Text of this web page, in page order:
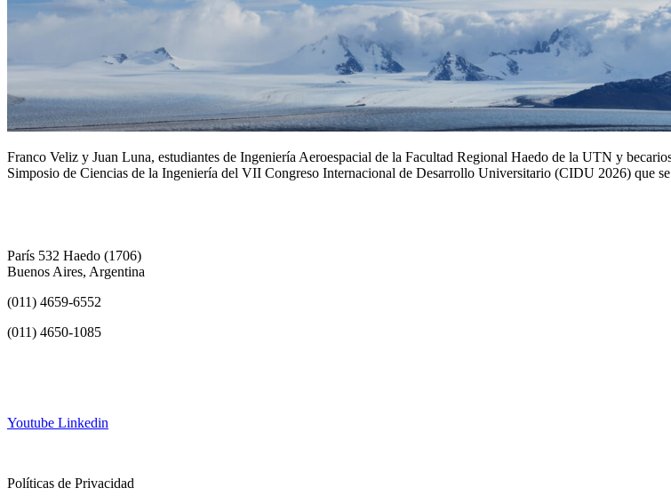
Franco Veliz y Juan Luna, estudiantes de Ingeniería Aeroespacial de la Facultad Regional Haedo de la UTN y
Simposio de Ciencias de la Ingeniería del VII Congreso Internacional de Desarrollo Universitario (CIDU 2026) que
París 532 Haedo (1706)
Buenos Aires, Argentina
(011) 4659-6552
(011) 4650-1085
Youtube Linkedin
Políticas de Privacidad